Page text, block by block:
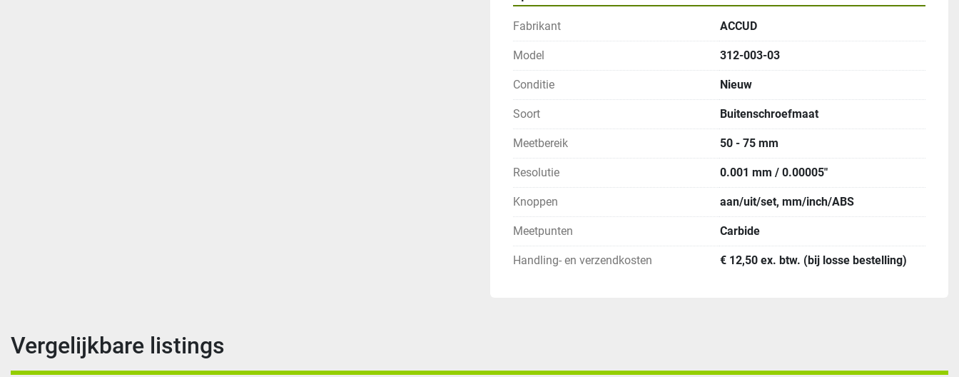
Fabrikant ACCUD
Model 312-003-03
Conditie Nieuw
Soort Buitenschroefmaat
Meetbereik 50 - 75 mm
Resolutie 0.001 mm / 0.00005"
Knoppen aan/uit/set, mm/inch/ABS
Meetpunten Carbide
Handling- en verzendkosten € 12,50 ex. btw. (bij losse bestelling)
Vergelijkbare listings